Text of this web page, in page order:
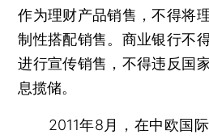
作为理财产品销售，不得将
制性搭配销售。商业银行不
进行宣传销售，不得违反国
息揽储。
2011年8月，在中欧国际